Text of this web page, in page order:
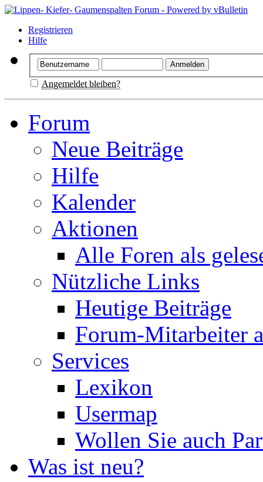
Registrieren
Hilfe
Angemeldet bleiben?
Forum
Neue Beiträge
Hilfe
Kalender
Aktionen
Alle Foren als
Nützliche Links
Heutige Beiträge
Forum-Mitarbeiter
Services
Lexikon
Usermap
Wollen Sie auch
Was ist neu?